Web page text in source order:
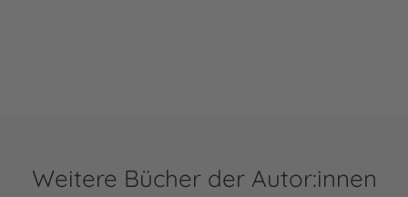
Weitere Bücher der Autor:innen